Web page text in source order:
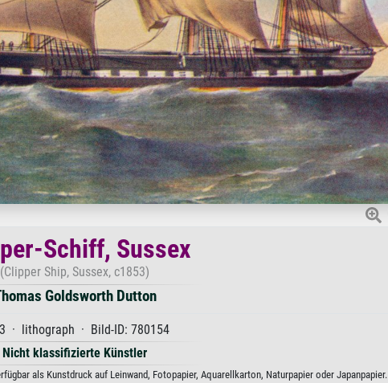
Schiff, Sussex
(Clipper Ship, Sussex, c1853)
Goldsworth Dutton
· lithograph · Bild-ID: 780154
Nicht klassifizierte Künstler
als Kunstdruck auf Leinwand, Fotopapier, Aquarellkarton, Naturpapier oder Japanpapier.